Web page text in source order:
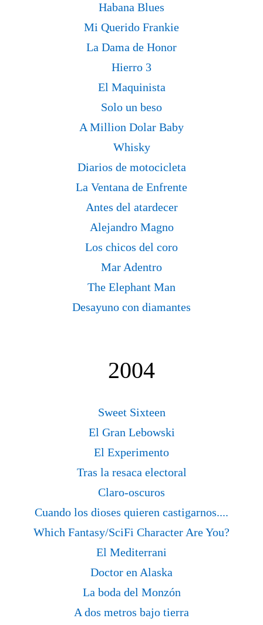
Habana Blues
Mi Querido Frankie
La Dama de Honor
Hierro 3
El Maquinista
Solo un beso
A Million Dolar Baby
Whisky
Diarios de motocicleta
La Ventana de Enfrente
Antes del atardecer
Alejandro Magno
Los chicos del coro
Mar Adentro
The Elephant Man
Desayuno con diamantes
2004
Sweet Sixteen
El Gran Lebowski
El Experimento
Tras la resaca electoral
Claro-oscuros
Cuando los dioses quieren castigarnos....
Which Fantasy/SciFi Character Are You?
El Mediterrani
Doctor en Alaska
La boda del Monzón
A dos metros bajo tierra